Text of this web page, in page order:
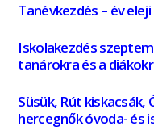
Tanévkezdés – év
Iskolakezdés
tanárokra és a
Süsük, Rút
hercegnők óvoda- és